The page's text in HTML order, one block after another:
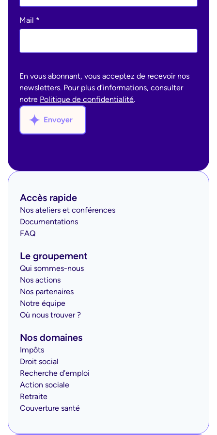
Mail *
En vous abonnant, vous acceptez de recevoir nos
newsletters. Pour plus d’informations, consulter
notre Politique de confidentialité.
Envoyer
Accès rapide
Nos ateliers et conférences
Documentations
FAQ
Le groupement
Qui sommes-nous
Nos actions
Nos partenaires
Notre équipe
Où nous trouver ?
Nos domaines
Impôts
Droit social
Recherche d’emploi
Action sociale
Retraite
Couverture santé